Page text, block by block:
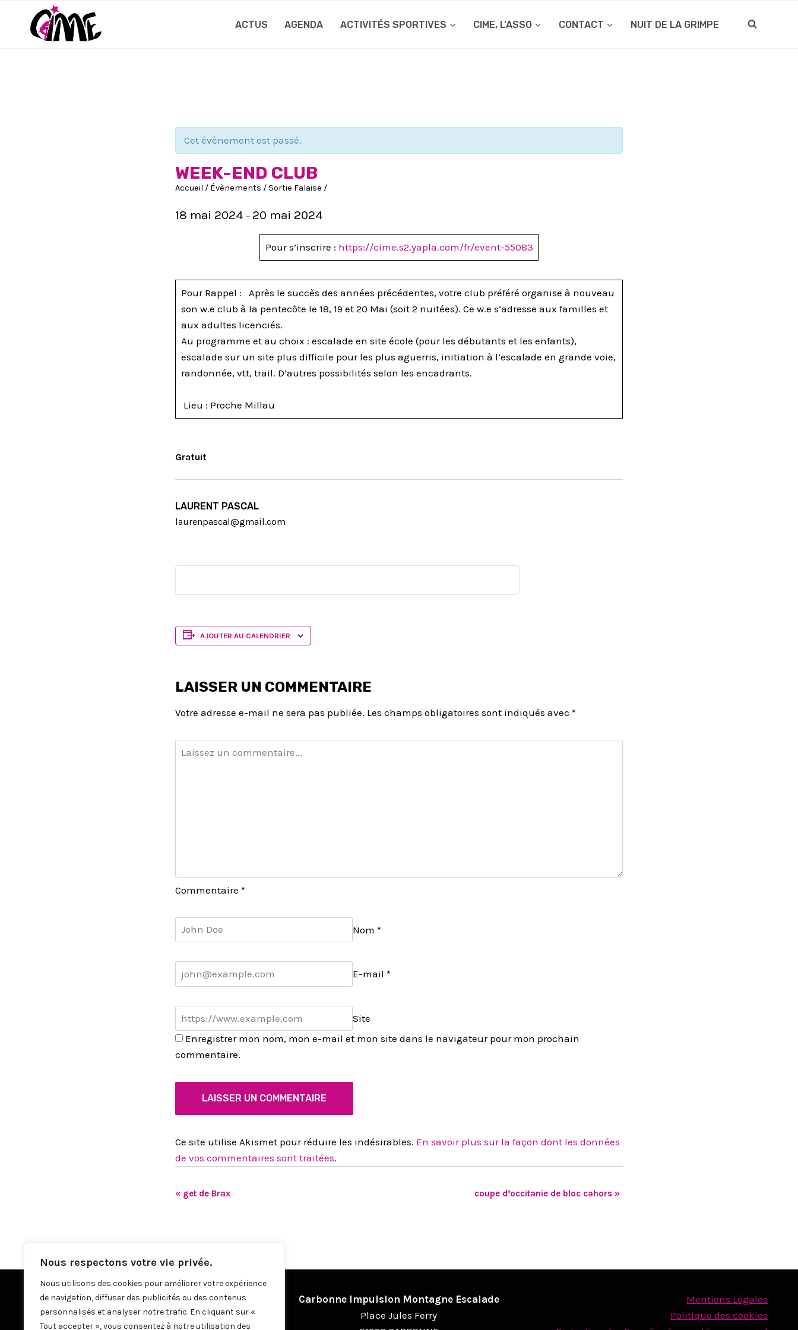
Nous respectons votre vie privée.
Nous utilisons des cookies pour améliorer votre expérience
de navigation, diffuser des publicités ou des contenus
personnalisés et analyser notre trafic. En cliquant sur «
Tout accepter », vous consentez à notre utilisation des
contenu
ACTUS AGENDA ACTIVITÉS SPORTIVES CIME, L’ASSO CONTACT NUIT DE LA GRIMPE
Cet évènement est passé.
WEEK-END CLUB
Accueil / Évènements /Sortie Falaise /
18 mai 2024 – 20 mai 2024
Pour s’inscrire : https://cime.s2.yapla.com/fr/event-55083
Pour Rappel : Après le succès des années précédentes, votre club préféré organise à nouveau
son w.e club à la pentecôte le 18, 19 et 20 Mai (soit 2 nuitées). Ce w.e s’adresse aux familles et
aux adultes licenciés.
Au programme et au choix : escalade en site école (pour les débutants et les enfants),
escalade sur un site plus difficile pour les plus aguerris, initiation à l’escalade en grande voie,
randonnée, vtt, trail. D’autres possibilités selon les encadrants.
Lieu : Proche Millau
Gratuit
LAURENT PASCAL
laurenpascal@gmail.com
AJOUTER AU CALENDRIER
LAISSER UN COMMENTAIRE
Votre adresse e-mail ne sera pas publiée. Les champs obligatoires sont indiqués avec *
Commentaire *
Nom *
E-mail *
Site
Enregistrer mon nom, mon e-mail et mon site dans le navigateur pour mon prochain
commentaire.
Ce site utilise Akismet pour réduire les indésirables. En savoir plus sur la façon dont les données
de vos commentaires sont traitées.
N
I
G
A
T
« get de Brax coupe d’occitanie de bloc cahors »
Carbonne Impulsion Montagne Escalade
Place Jules Ferry
Mentions Légales
Politique des cookies